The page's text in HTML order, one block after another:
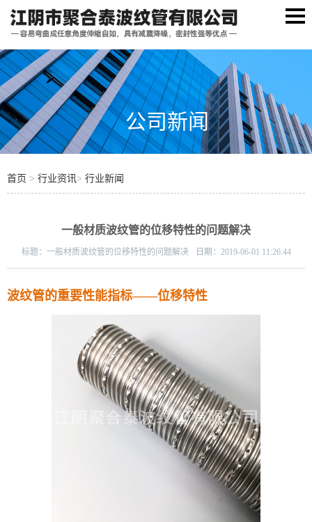
公司新闻
首页 > 行业资讯> 行业新闻
一般材质波纹管的位移特性的问题解决
标题： 一般材质波纹管的位移特性的问题解决 日期： 2019-06-01 11:26:44
波纹管的重要性能指标——位移特性